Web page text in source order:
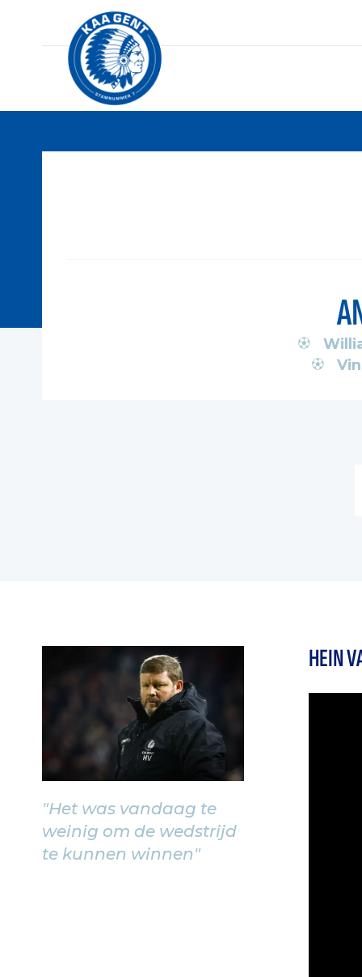
"Het was vandaag te
weinig om de wedstrijd
te kunnen winnen"
HEIN